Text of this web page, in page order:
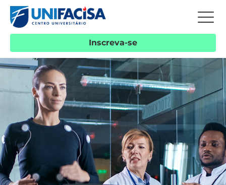
Inscreva-se